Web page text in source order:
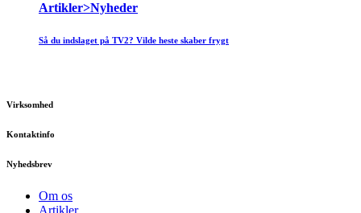
Artikler>Nyheder
Så du indslaget på TV2? Vilde heste skaber frygt
Virksomhed
Kontaktinfo
Nyhedsbrev
Om os
Artikler